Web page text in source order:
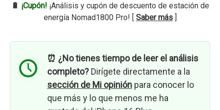
🔋 ¡Cupón! ¡Análisis y cupón de descuento de estación de
energía Nomad1800 Pro! [ Saber más]
⏰ ¿No tienes tiempo de leer el análisis
completo? Dirígete directamente a la
sección de Mi opinión para conocer lo
que más y lo que menos me ha